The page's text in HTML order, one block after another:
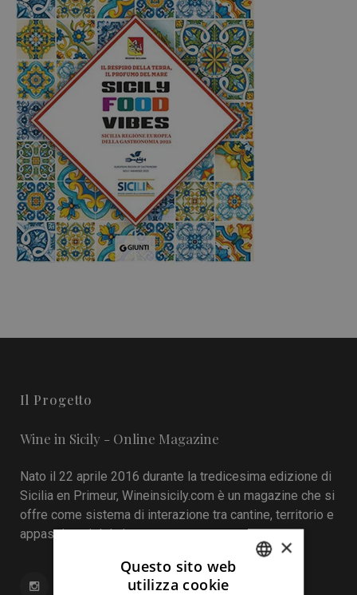
Il Progetto
Wine in Sicily - Online Magazine
Nato il 22 aprile 2016 durante la tredicesima edizione di
Sicilia en Primeur, Wineinsicily.com è un magazine che si
offre come sistema di interazione tra cantine, territorio e
appassionati del vino.
×
Questo sito web
utilizza cookie